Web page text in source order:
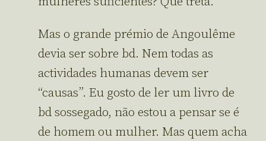
Mas o grande prémio de Angoulême
devia ser sobre bd. Nem todas as
actividades humanas devem ser
“causas”. Eu gosto de ler um livro de
bd sossegado, não estou a pensar se é
de homem ou mulher. Mas quem acha